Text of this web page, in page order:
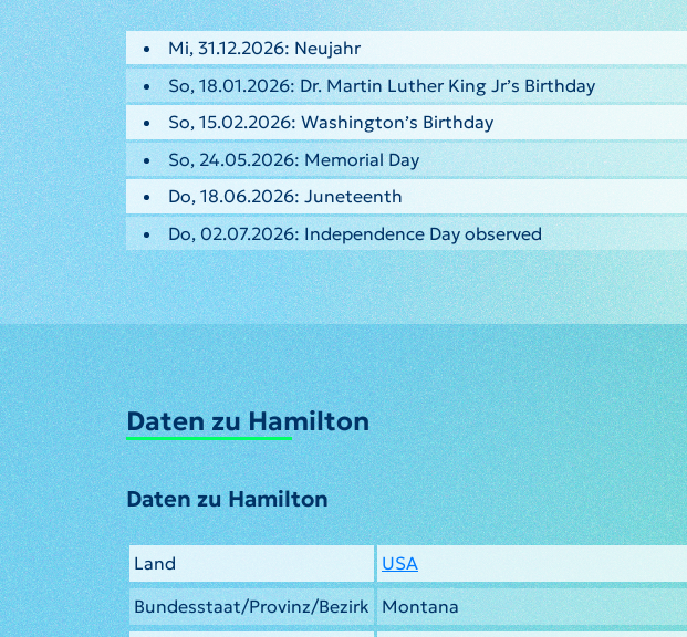
Mi, 31.12.2026: Neujahr
So, 18.01.2026: Dr. Martin Luther King Jr’s Birthday
So, 15.02.2026: Washington’s Birthday
So, 24.05.2026: Memorial Day
Do, 18.06.2026: Juneteenth
Do, 02.07.2026: Independence Day observed
Daten zu Hamilton
Daten zu Hamilton
Land
USA
Bundesstaat/Provinz/Bezirk Montana